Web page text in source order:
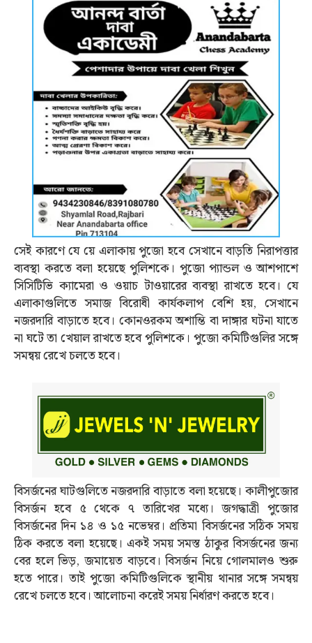
সেই কারণে যে য়ে এলাকায় পুজো হবে সেখানে বাড়তি নিরাপত্তার
ব্যবস্থা করতে বলা হয়েছে পুলিশকে। পুজো প্যান্ডল ও আশপাশে
সিসিটিভি ক্যামেরা ও ওয়াচ টাওয়ারের ব্যবস্থা রাখতে হবে। যে
এলাকাগুলিতে সমাজ বিরোধী কার্যকলাপ বেশি হয়, সেখানে
নজরদারি বাড়াতে হবে। কোনওরকম অশান্তি বা দাঙ্গার ঘটনা যাতে
না ঘটে তা খেয়াল রাখতে হবে পুলিশকে। পুজো কমিটিগুলির সঙ্গে
সমন্বয় রেখে চলতে হবে।
বিসর্জনের ঘাটগুলিতে নজরদারি বাড়াতে বলা হয়েছে। কালীপুজোর
বিসর্জন হবে ৫ থেকে ৭ তারিখের মধ্যে। জগদ্ধাত্রী পুজোর
বিসর্জনের দিন ১৪ ও ১৫ নভেম্বর। প্রতিমা বিসর্জনের সঠিক সময়
ঠিক করতে বলা হয়েছে। একই সময় সমস্ত ঠাকুর বিসর্জনের জন্য
বের হলে ভিড়, জমায়েত বাড়বে। বিসর্জন নিয়ে গোলমালও শুরু
হতে পারে। তাই পুজো কমিটিগুলিকে স্থানীয় থানার সঙ্গে সমন্বয়
রেখে চলতে হবে। আলোচনা করেই সময় নির্ধারণ করতে হবে।